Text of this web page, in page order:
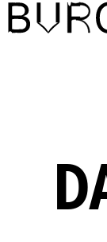
Direkt zum